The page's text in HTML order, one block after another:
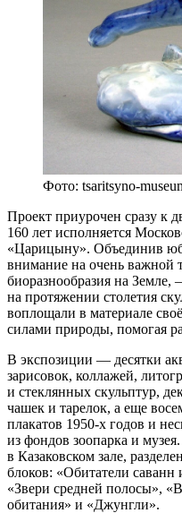
Фото: tsaritsyno-
Проект приурочен сразу к
160 лет исполняется
«Царицыну». Объединив
внимание на очень важной
биоразнообразия на Земле,
на протяжении столетия
воплощали в материале
силами природы, помогая
В экспозиции — десятки
зарисовок, коллажей,
и стеклянных скульптур,
чашек и тарелок, а еще
плакатов 1950-х годов и
из фондов зоопарка и
в Казаковском зале,
блоков: «Обитатели
«Звери средней полосы»,
обитания» и «Джунгли».